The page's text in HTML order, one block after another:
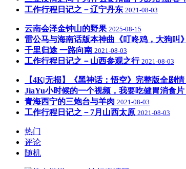
工作行程日记之－辽宁丹东 2021-08-03
云南会泽金钟山的野果 2025-08-15
雷公马与海南话版本神曲《叮咚鸡，大狗叫》
千里归途 一路向南 2021-08-03
工作行程日记之－山西参观之行 2021-08-03
【4K|无损】《黑神话：悟空》完整版全剧情
JiaYu小时候的一个视频，我要吃健胃消食片
青海西宁的三炮台与羊肉 2021-08-03
工作行程日记之－7月山西太原 2021-08-03
热门
评论
随机